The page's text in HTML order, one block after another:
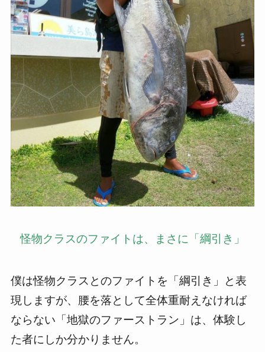
怪物クラスのファイトは、まさに「綱引き」
僕は怪物クラスとのファイトを「綱引き」と表
現しますが、腰を落として全体重耐えなければ
ならない「地獄のファーストラン」は、体験し
た者にしか分かりません。